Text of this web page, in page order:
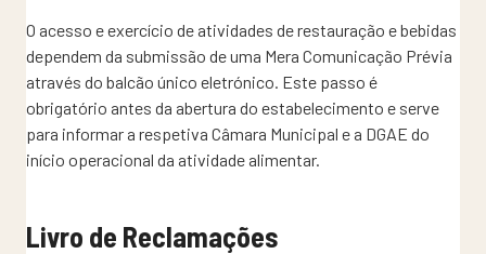
O acesso e exercício de atividades de restauração e bebidas
dependem da submissão de uma Mera Comunicação Prévia
através do balcão único eletrónico. Este passo é
obrigatório antes da abertura do estabelecimento e serve
para informar a respetiva Câmara Municipal e a DGAE do
início operacional da atividade alimentar.
Livro de Reclamações